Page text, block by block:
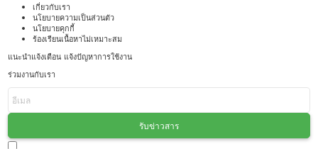
เกี่ยวกับเรา
นโยบายความเป็นส่วนตัว
นโยบายคุกกี้
ร้องเรียนเนื้อหาไม่เหมาะสม
แนะนำแจ้งเตือน แจ้งปัญหาการใช้งาน
ร่วมงานกับเรา
รับข่าวสาร